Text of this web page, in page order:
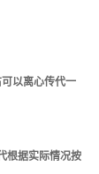
以离心传代一
根据实际情况按